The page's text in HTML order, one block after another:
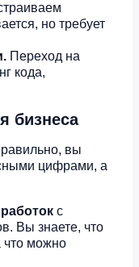
но требует
Переход на
кода,
бизнеса
вы
цифрами, а
с
Вы знаете, что
что можно